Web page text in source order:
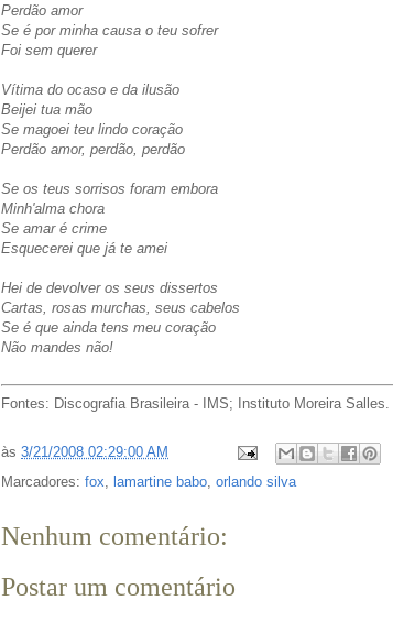
Perdão amor
Se é por minha causa o teu sofrer
Foi sem querer
Vítima do ocaso e da ilusão
Beijei tua mão
Se magoei teu lindo coração
Perdão amor, perdão, perdão
Se os teus sorrisos foram embora
Minh'alma chora
Se amar é crime
Esquecerei que já te amei
Hei de devolver os seus dissertos
Cartas, rosas murchas, seus cabelos
Se é que ainda tens meu coração
Não mandes não!
Fontes: Discografia Brasileira - IMS; Instituto Moreira Salles.
às 3/21/2008 02:29:00 AM
Marcadores: fox lamartine babo orlando silva
Nenhum comentário:
Postar um comentário